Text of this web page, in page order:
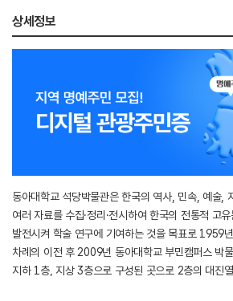
상세정보
동아대학교 석당박물관은 한국의 역사, 민속, 예술,
여러 자료를 수집·정리·전시하여 한국의 전통적 고
발전시켜 학술 연구에 기여하는 것을 목표로 1959
차례의 이전 후 2009년 동아대학교 부민캠퍼스 박
지하 1층, 지상 3층으로 구성된 곳으로 2층의 대진
세미나실, 연구실 등의 부대시설을 갖추고 있다. 또